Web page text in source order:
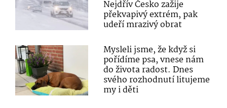
Nejdřív Česko zažije
překvapivý extrém, pak
udeří mrazivý obrat
Mysleli jsme, že když si
pořídíme psa, vnese nám
do života radost. Dnes
svého rozhodnutí litujeme
my i děti